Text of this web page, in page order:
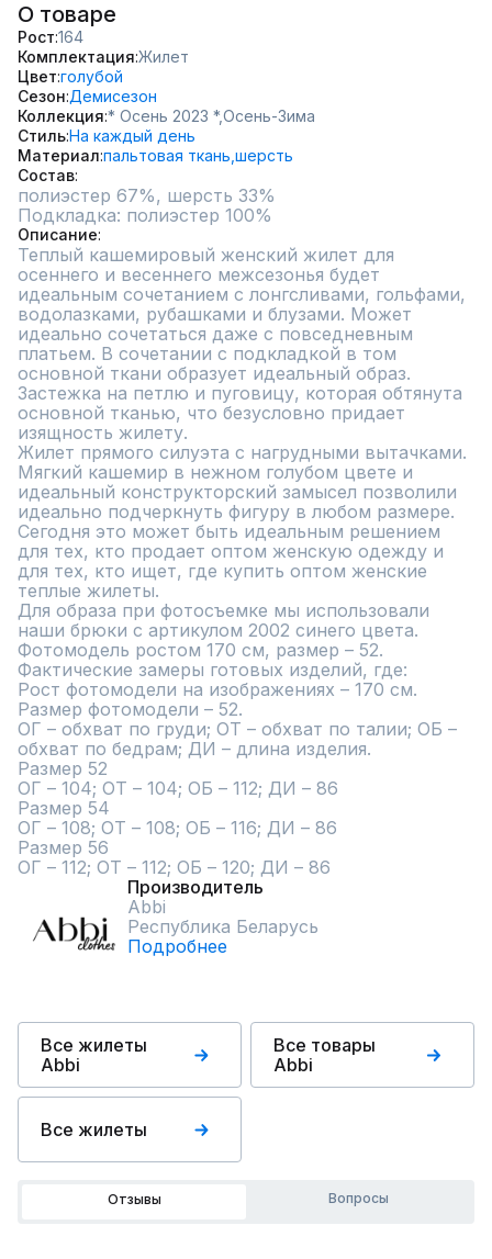
О товаре
Рост 164
Комплектация Жилет
Цвет голубой
Сезон Демисезон
Коллекция * Осень 2023 *,Осень-Зима
СтильНа каждый день
Материал пальтовая ткань, шерсть
Состав
полиэстер 67%, шерсть 33%
Подкладка: полиэстер 100%
Описание
Теплый кашемировый женский жилет для
осеннего и весеннего межсезонья будет
идеальным сочетанием с лонгсливами, гольфами,
водолазками, рубашками и блузами. Может
идеально сочетаться даже с повседневным
платьем. В сочетании с подкладкой в том
основной ткани образует идеальный образ.
Застежка на петлю и пуговицу, которая обтянута
основной тканью, что безусловно придает
изящность жилету.
Жилет прямого силуэта с нагрудными вытачками.
Мягкий кашемир в нежном голубом цвете и
идеальный конструкторский замысел позволили
идеально подчеркнуть фигуру в любом размере.
Сегодня это может быть идеальным решением
для тех, кто продает оптом женскую одежду и
для тех, кто ищет, где купить оптом женские
теплые жилеты.
Для образа при фотосъемке мы использовали
наши брюки с артикулом 2002 синего цвета.
Фотомодель ростом 170 см, размер – 52.
Фактические замеры готовых изделий, где:
Рост фотомодели на изображениях – 170 см.
Размер фотомодели – 52.
ОГ – обхват по груди; ОТ – обхват по талии; ОБ –
обхват по бедрам; ДИ – длина изделия.
Размер 52
ОГ – 104; ОТ – 104; ОБ – 112; ДИ – 86
Размер 54
ОГ – 108; ОТ – 108; ОБ – 116; ДИ – 86
Размер 56
ОГ – 112; ОТ – 112; ОБ – 120; ДИ – 86
Производитель
Abbi
Республика Беларусь
Подробнее
Все жилеты
Abbi
Все товары
Abbi
Все жилеты
Отзывы Вопросы